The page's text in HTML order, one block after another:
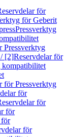
för
för Geberit
Pressverktyg
Pressverktyg
[2]Reservdelar för
kompatibilitet
för Pressverktyg
för
för
för
för
för